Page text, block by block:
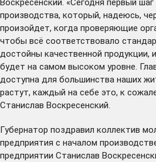
производства, который, надеюсь,
произойдет, когда проверяющие
чтобы всё соответствовало
достойны качественной продукции,
будет на самом высоком уровне.
доступна для большинства наших
растут, каждый на себе это, к
Станислав Воскресенский.
Губернатор поздравил коллектив
предприятия с началом
предприятии Станислав